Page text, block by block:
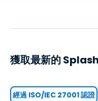
獲取最新的
經過 ISO/IEC 27001 認證